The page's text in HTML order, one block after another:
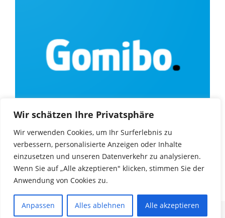
Wir schätzen Ihre Privatsphäre
Wir verwenden Cookies, um Ihr Surferlebnis zu
verbessern, personalisierte Anzeigen oder Inhalte
einzusetzen und unseren Datenverkehr zu analysieren.
Wenn Sie auf „Alle akzeptieren" klicken, stimmen Sie der
Anwendung von Cookies zu.
Anpassen Alles ablehnen Alle akzeptieren
Copyright © 2025Gamingheads Blog.Impressum